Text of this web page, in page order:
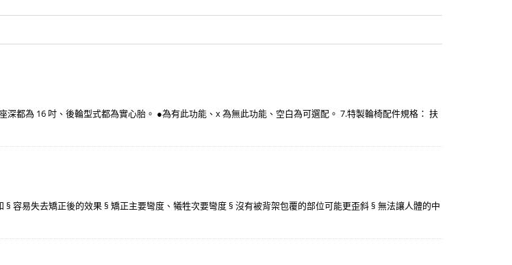
都為 16 吋、後輪型式都為實心胎。 ●為有此功能、x 為無此功能、空白為可選配。 7.特製輪椅配件規格： 扶
容易失去矯正後的效果 § 矯正主要彎度、犧牲次要彎度 § 沒有被背架包覆的部位可能更歪斜 § 無法讓人體的中